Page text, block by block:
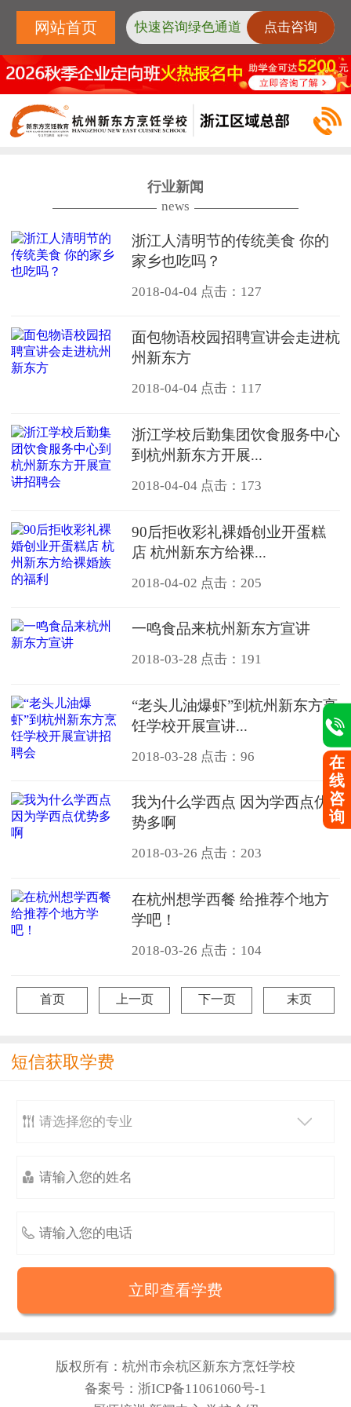
网站首页 快速咨询绿色通道 点击咨询
行业新闻
news
浙江人清明节的传统美食 你的
家乡也吃吗？
2018-04-04 点击：127
面包物语校园招聘宣讲会走进杭
州新东方
2018-04-04 点击：117
浙江学校后勤集团饮食服务中心
到杭州新东方开展...
2018-04-04 点击：173
90后拒收彩礼裸婚创业开蛋糕
店 杭州新东方给裸...
2018-04-02 点击：205
一鸣食品来杭州新东方宣讲
2018-03-28 点击：191
“老头儿油爆虾”到杭州新东方烹
饪学校开展宣讲...
2018-03-28 点击：96
我为什么学西点 因为学西点优
势多啊
2018-03-26 点击：203
在杭州想学西餐 给推荐个地方
学吧！
2018-03-26 点击：104
首页 上一页 下一页 末页
短信获取学费



版权所有：杭州市余杭区新东方烹饪学校
备案号：浙ICP备11061060号-1
在
线
咨
询